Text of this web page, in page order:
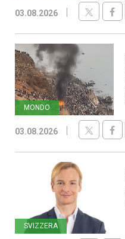
03.08.2026
MONDO
03.08.2026
SVIZZERA